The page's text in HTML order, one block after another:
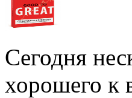
Сегодня
хорошего к